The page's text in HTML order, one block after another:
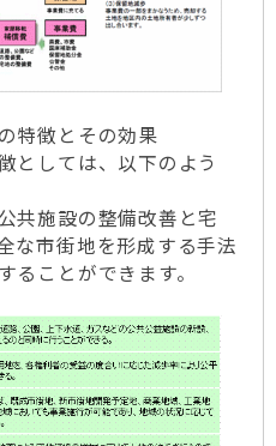
特徴とその効果
としては、以下のよう
共施設の整備改善と宅
な市街地を形成する手法
ることができます。